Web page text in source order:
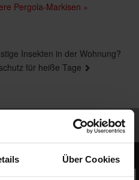
Über Cookies
Pergola-Markisen »
Insekten in der Wohnung?
für heiße Tage
Sitemap